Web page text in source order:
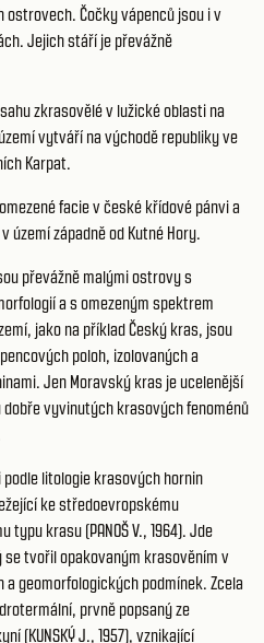
Čočky vápenců jsou i v
Jejich stáří je převážně
zkrasovělé v lužické oblasti na
vytváří na východě republiky ve
Karpat.
facie v české křídové pánvi a
území západně od Kutné Hory.
převážně malými ostrovy s
a s omezeným spektrem
jako na příklad Český kras, jsou
poloh, izolovaných a
Jen Moravský kras je ucelenější
vyvinutých krasových fenoménů
litologie krasových hornin
ke středoevropskému
krasu (PANOŠ V., 1964). Jde
tvořil opakovaným krasověním v
geomorfologických podmínek. Zcela
prvně popsaný ze
(KUNSKÝ J., 1957), vznikající